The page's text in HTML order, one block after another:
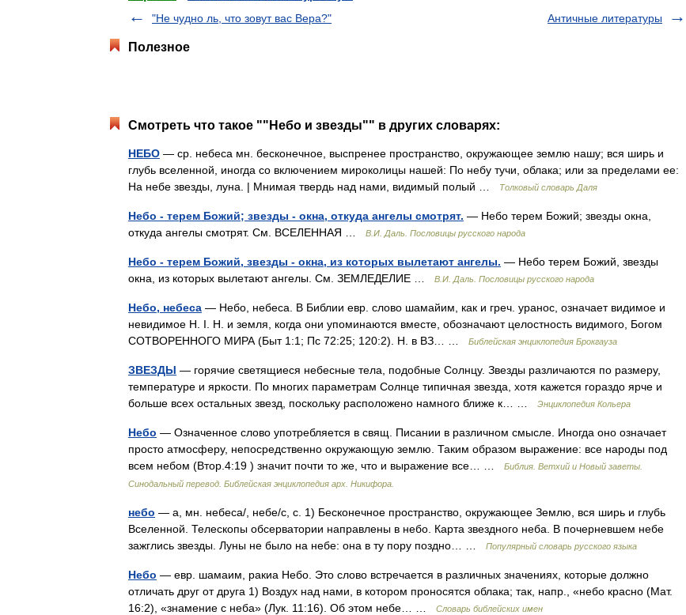
"Не чудно ль, что зовут вас Вера?"
Античные литературы
Полезное
Смотреть что такое ""Небо и звезды"" в других словарях:
НЕБО — ср. небеса мн. бесконечное, выспренее пространство, окружающее землю нашу; вся ширь и
глубь вселенной, иногда со включением мироколицы нашей: По небу тучи, облака; или за пределами ее:
На небе звезды, луна. | Мнимая твердь над нами, видимый полый …
Толковый словарь Даля
Небо - терем Божий; звезды - окна, откуда ангелы смотрят. — Небо терем Божий; звезды окна,
откуда ангелы смотрят. См. ВСЕЛЕННАЯ …
В.И. Даль. Пословицы русского народа
Небо - терем Божий, звезды - окна, из которых вылетают ангелы. — Небо терем Божий, звезды
окна, из которых вылетают ангелы. См. ЗЕМЛЕДЕЛИЕ …
В.И. Даль. Пословицы русского народа
Небо, небеса — Небо, небеса. В Библии евр. слово шамайим, как и греч. уранос, означает видимое и
невидимое Н. I. Н. и земля, когда они упоминаются вместе, обозначают целостность видимого, Богом
СОТВОРЕННОГО МИРА (Быт 1:1; Пс 72:25; 120:2). Н. в ВЗ… …
Библейская энциклопедия Брокгауза
ЗВЕЗДЫ — горячие светящиеся небесные тела, подобные Солнцу. Звезды различаются по размеру,
температуре и яркости. По многих параметрам Солнце типичная звезда, хотя кажется гораздо ярче и
больше всех остальных звезд, поскольку расположено намного ближе к… …
Энциклопедия Кольера
Небо — Означенное слово употребляется в свящ. Писании в различном смысле. Иногда оно означает
просто атмосферу, непосредственно окружающую землю. Таким образом выражение: все народы под
всем небом (Втор.4:19 ) значит почти то же, что и выражение все… …
Библия. Ветхий и Новый заветы.
Синодальный перевод. Библейская энциклопедия арх. Никифора.
небо — а, мн. небеса/, небе/с, с. 1) Бесконечное пространство, окружающее Землю, вся ширь и глубь
Вселенной. Телескопы обсерватории направлены в небо. Карта звездного неба. В почерневшем небе
зажглись звезды. Луны не было на небе: она в ту пору поздно… …
Популярный словарь русского языка
Небо — евр. шамаим, ракиа Небо. Это слово встречается в различных значениях, которые должно
отличать друг от друга 1) Воздух над нами, в котором проносятся облака; так, напр., «небо красно (Мат.
16:2), «знамение с неба» (Лук. 11:16). Об этом небе… …
Словарь библейских имен